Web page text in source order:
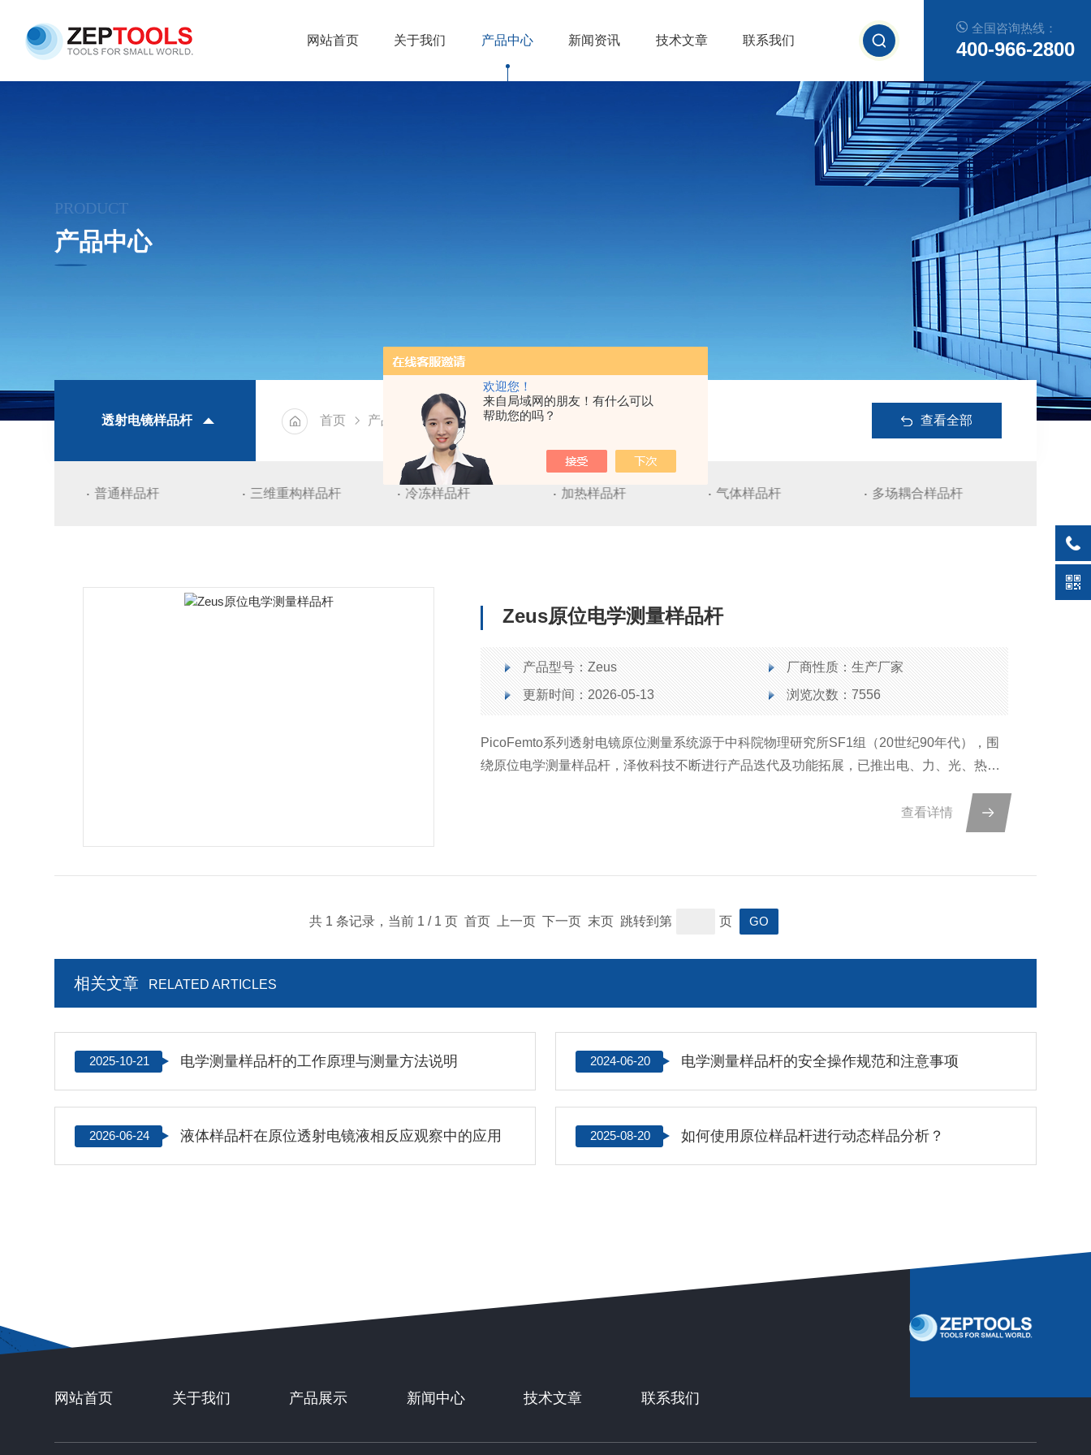
欢迎您！
来自局域网的朋友！有什么可以
帮助您的吗？
全国咨询热线：
400-966-2800
网站首页 关于我们 产品中心 新闻资讯 技术文章 联系我们
PRODUCT
产品中心
查看全部
首页 产品中心 透射电镜样品杆
透射电镜样品杆
普通样品杆 三维重构样品杆 冷冻样品杆 加热样品杆 气体样品杆 多场耦合样品杆
Zeus原位电学测量样品杆
产品型号：Zeus
厂商性质：生产厂家
更新时间：2026-05-13
浏览次数：7556
PicoFemto系列透射电镜原位测量系统源于中科院物理研究所SF1组（20世纪90年代），围
绕原位电学测量样品杆，泽攸科技不断进行产品迭代及功能拓展，已推出电、力、光、热、
查看详情
共 1 条记录，当前 1 / 1 页 首页 上一页 下一页 末页 跳转到第 页
相关文章 RELATED ARTICLES
2025-10-21 电学测量样品杆的工作原理与测量方法说明 2024-06-20 电学测量样品杆的安全操作规范和注意事项
2026-06-24 液体样品杆在原位透射电镜液相反应观察中的应用 2025-08-20 如何使用原位样品杆进行动态样品分析？
网站首页 关于我们 产品展示 新闻中心 技术文章 联系我们